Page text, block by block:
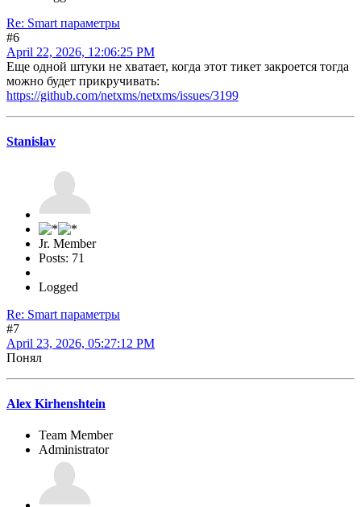
Re: Smart параметры
#6
April 22, 2026, 12:06:25 PM
Еще одной штуки не хватает, когда этот тикет закроется тогда
можно будет прикручивать:
https://github.com/netxms/netxms/issues/3199
Stanislav
Jr. Member
Posts: 71
Logged
Re: Smart параметры
#7
April 23, 2026, 05:27:12 PM
Понял
Alex Kirhenshtein
Team Member
Administrator